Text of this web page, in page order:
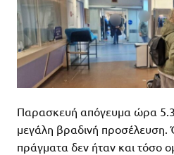
Παρασκευή απόγευμα ώρα
μεγάλη βραδινή
πράγματα δεν ήταν και τόσο